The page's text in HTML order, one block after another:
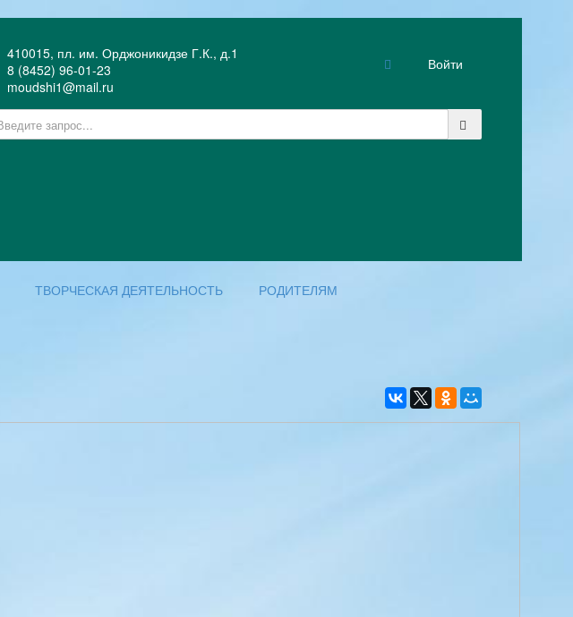
410015, пл. им. Орджоникидзе Г.К., д.1
8 (8452) 96-01-23
moudshi1@mail.ru
Войти
ТВОРЧЕСКАЯ ДЕЯТЕЛЬНОСТЬ РОДИТЕЛЯМ